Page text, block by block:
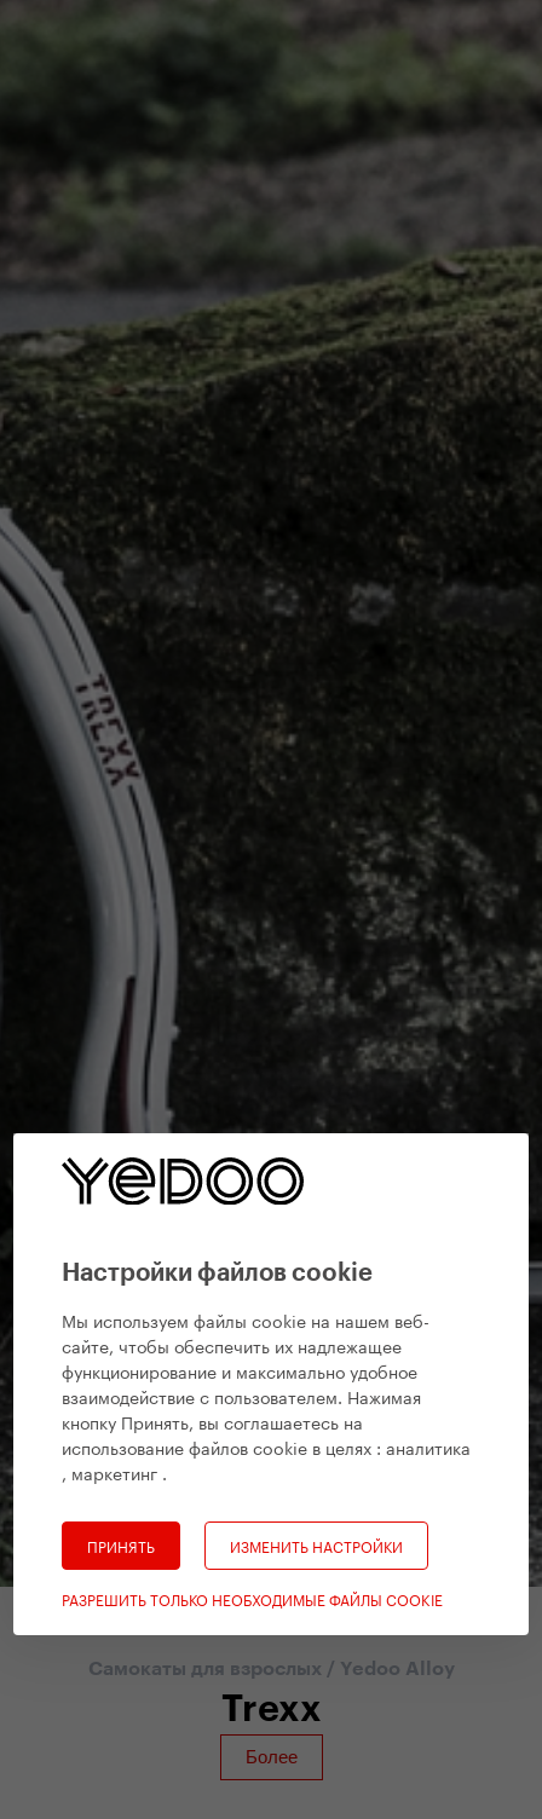
Настройки файлов cookie
Мы используем файлы cookie на нашем веб-
сайте, чтобы обеспечить их надлежащее
функционирование и максимально удобное
взаимодействие с пользователем. Нажимая
кнопку Принять, вы соглашаетесь на
использование файлов cookie в целях :аналитика
, маркетинг .
ПРИНЯТЬ ИЗМЕНИТЬ НАСТРОЙКИ
РАЗРЕШИТЬ ТОЛЬКО НЕОБХОДИМЫЕ ФАЙЛЫ COOKIE
Самокаты для взрослых / Yedoo Alloy
Trexx